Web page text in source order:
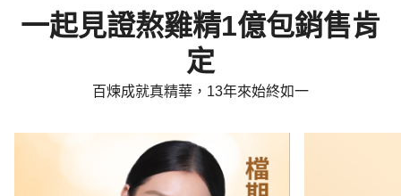
一起見證熬雞精1億包銷售肯
定
百煉成就真精華，13年來始終如一